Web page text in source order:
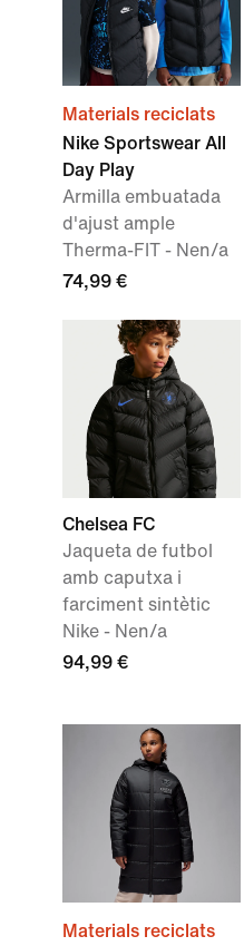
Materials reciclats
Nike Sportswear All
Day Play
Armilla embuatada
d'ajust ample
Therma-FIT - Nen/a
74,99 €
Chelsea FC
Jaqueta de futbol
amb caputxa i
farciment sintètic
Nike - Nen/a
94,99 €
Materials reciclats